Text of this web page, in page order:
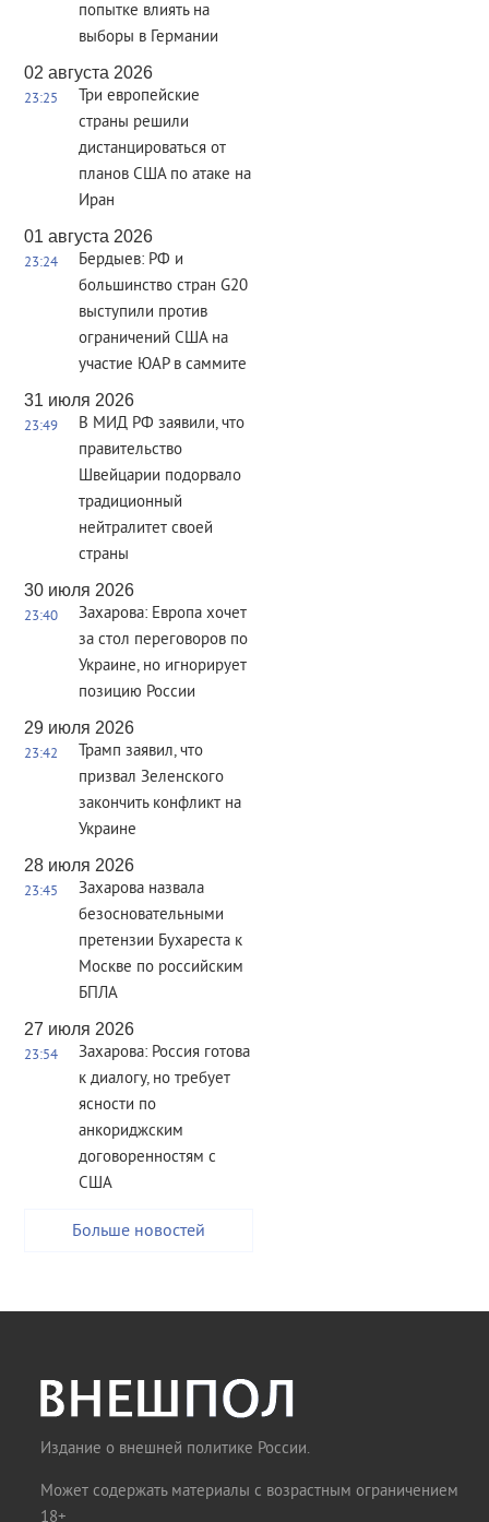
попытке влиять на
выборы в Германии
02 августа 2026
23:25
Три европейские
страны решили
дистанцироваться от
планов США по атаке на
Иран
01 августа 2026
23:24
Бердыев: РФ и
большинство стран G20
выступили против
ограничений США на
участие ЮАР в саммите
31 июля 2026
23:49
В МИД РФ заявили, что
правительство
Швейцарии подорвало
традиционный
нейтралитет своей
страны
30 июля 2026
23:40
Захарова: Европа хочет
за стол переговоров по
Украине, но игнорирует
позицию России
29 июля 2026
23:42
Трамп заявил, что
призвал Зеленского
закончить конфликт на
Украине
28 июля 2026
23:45
Захарова назвала
безосновательными
претензии Бухареста к
Москве по российским
БПЛА
27 июля 2026
23:54
Захарова: Россия готова
к диалогу, но требует
ясности по
анкориджским
договоренностям с
США
Больше новостей
Издание о внешней политике России.
Может содержать материалы с возрастным ограничением